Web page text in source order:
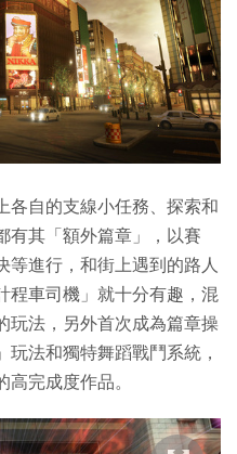
各自的支線小任務、探索和
有其「額外篇章」，以賽
等進行，和街上遇到的路人
程車司機」就十分有趣，混
玩法，另外首次成為篇章操
法和獨特舞蹈戰鬥系統，
完成度作品。